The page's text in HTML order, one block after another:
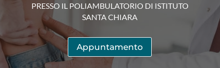
PRESSO IL POLIAMBULATORIO DI ISTITUTO
SANTA CHIARA
Appuntamento